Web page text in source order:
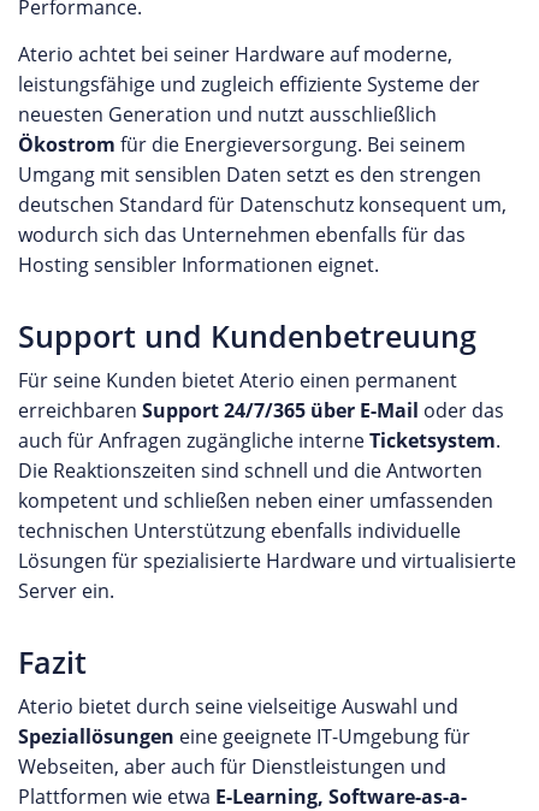
Performance.
Aterio achtet bei seiner Hardware auf moderne,
leistungsfähige und zugleich effiziente Systeme der
neuesten Generation und nutzt ausschließlich
Ökostrom für die Energieversorgung. Bei seinem
Umgang mit sensiblen Daten setzt es den strengen
deutschen Standard für Datenschutz konsequent um,
wodurch sich das Unternehmen ebenfalls für das
Hosting sensibler Informationen eignet.
Support und Kundenbetreuung
Für seine Kunden bietet Aterio einen permanent
erreichbaren Support 24/7/365 über E-Mail oder das
auch für Anfragen zugängliche interneTicketsystem.
Die Reaktionszeiten sind schnell und die Antworten
kompetent und schließen neben einer umfassenden
technischen Unterstützung ebenfalls individuelle
Lösungen für spezialisierte Hardware und virtualisierte
Server ein.
Fazit
Aterio bietet durch seine vielseitige Auswahl und
Speziallösungen eine geeignete IT-Umgebung für
Webseiten, aber auch für Dienstleistungen und
Plattformen wie etwa E-Learning, Software-as-a-